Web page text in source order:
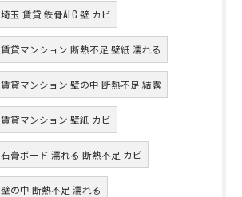
埼玉 賃貸 鉄骨ALC 壁 カビ
賃貸マンション 断熱不足 壁紙 濡れる
賃貸マンション 壁の中 断熱不足 結露
賃貸マンション 壁紙 カビ
石膏ボード 濡れる 断熱不足 カビ
壁の中 断熱不足 濡れる